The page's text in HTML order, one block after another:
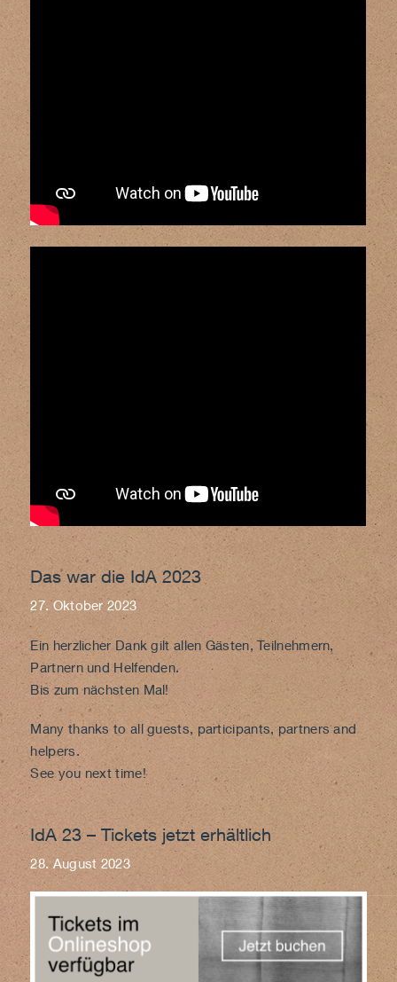
Das war die IdA 2023
27. Oktober 2023
Ein herzlicher Dank gilt allen Gästen, Teilnehmern,
Partnern und Helfenden.
Bis zum nächsten Mal!
Many thanks to all guests, participants, partners and
helpers.
See you next time!
IdA 23 – Tickets jetzt erhältlich
28. August 2023